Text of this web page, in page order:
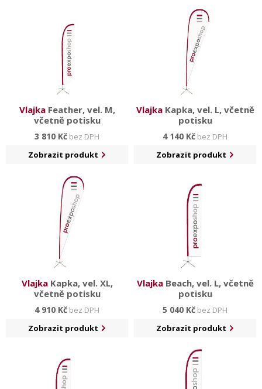
VlajkaFeather, vel. M,
včetně potisku
3 810 Kč bez DPH
Zobrazit produkt
VlajkaKapka, vel. L, včetně
potisku
4 140 Kč bez DPH
Zobrazit produkt
VlajkaKapka, vel. XL,
včetně potisku
4 910 Kč bez DPH
Zobrazit produkt
VlajkaBeach, vel. L, včetně
potisku
5 040 Kč bez DPH
Zobrazit produkt